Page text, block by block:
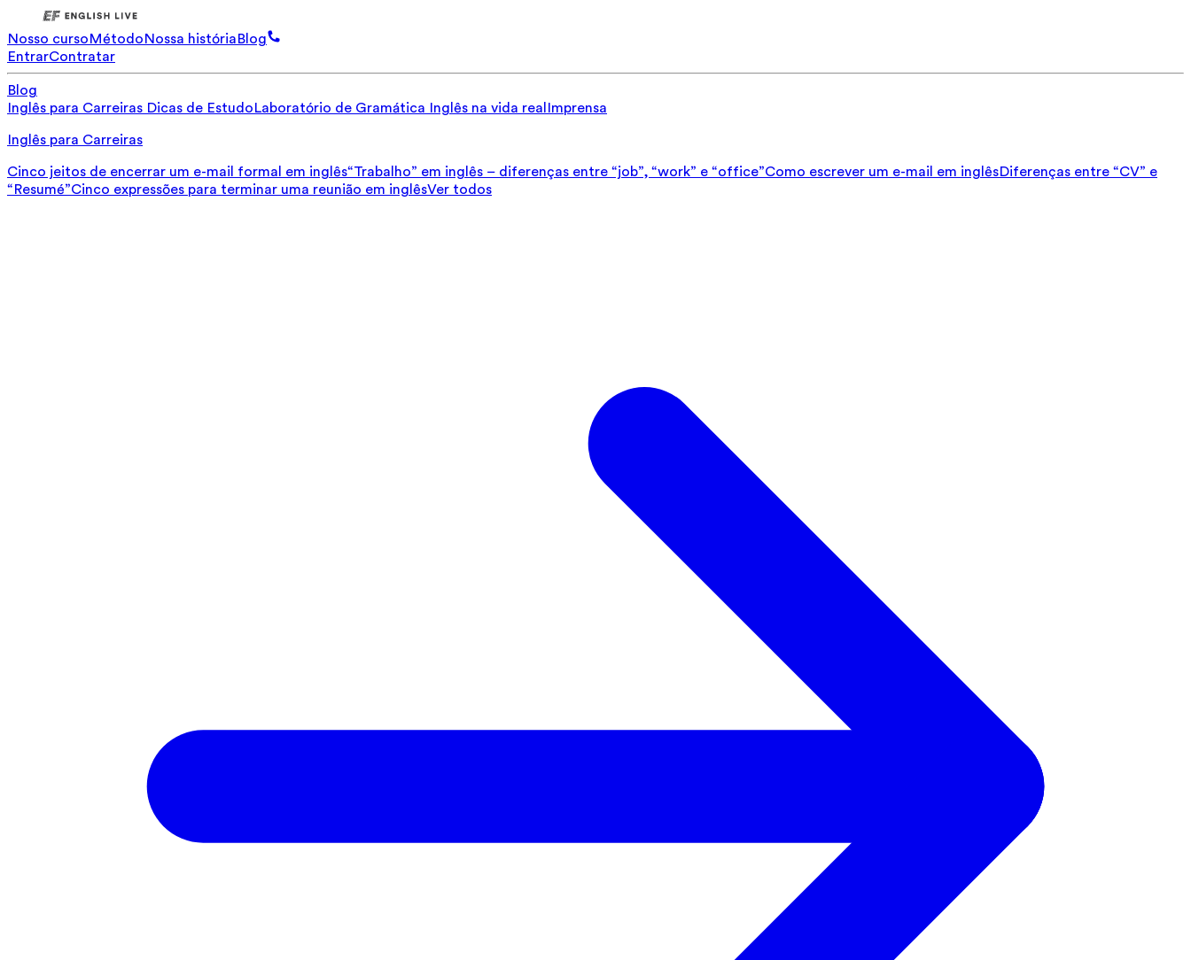
Nosso cursoMétodoNossa históriaBlog
EntrarContratar
Blog
Inglês para Carreiras Dicas de EstudoLaboratório de Gramática Inglês na vida real Imprensa
Inglês para Carreiras
Cinco jeitos de encerrar um e-mail formal em inglês“Trabalho” em inglês – diferenças entre “job”, “work” e “office”Como escrever um e-mail em inglêsDiferenças entre “CV” e
“Resumé”Cinco expressões para terminar uma reunião em inglêsVer todos